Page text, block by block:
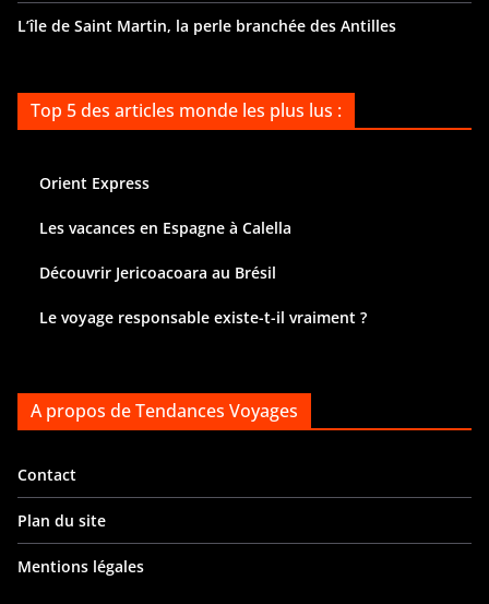
L’île de Saint Martin, la perle branchée des Antilles
Top 5 des articles monde les plus lus :
Orient Express
Les vacances en Espagne à Calella
Découvrir Jericoacoara au Brésil
Le voyage responsable existe-t-il vraiment ?
A propos de Tendances Voyages
Contact
Plan du site
Mentions légales